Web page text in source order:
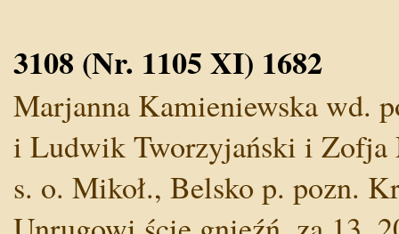
3108 (Nr. 1105 XI) 1682
Marjanna Kamieniewska wd.
i Ludwik Tworzyjański i Zofja
s. o. Mikoł., Belsko p. pozn.